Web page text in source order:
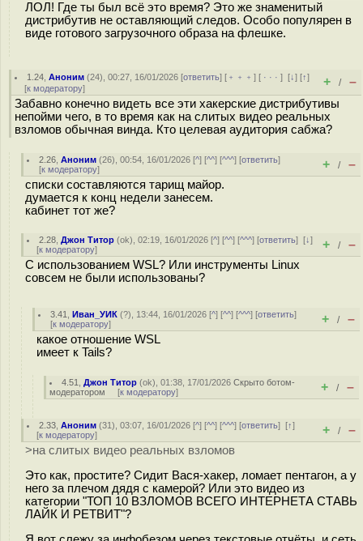
ЛОЛ! Где ты был всё это время? Это же знаменитый
дистрибутив не оставляющий следов. Особо популярен в
виде готового загрузочного образа на флешке.
1.24 ,Аноним (24), 00:27, 16/01/2026 [ответить] [ ﹢﹢﹢] [ · · ·][↓] [↑]
[к модератору] + / –
Забавно конечно видеть все эти хакерские дистрибутивы
непойми чего, в то время как на слитых видео реальных
взломов обычная винда. Кто целевая аудитория сабжа?
2.26 ,Аноним (26), 00:54, 16/01/2026 [^] [^^] [^^^] [ответить]
[к модератору] + / –
списки составляются тарищ майор.
думается к конц недели занесем.
кабинет тот же?
2.28 ,Джон Титор (ok), 02:19, 16/01/2026 [^] [^^] [^^^] [ответить][↓]
[к модератору] + / –
С использованием WSL? Или инструменты Linux
совсем не были использованы?
3.41 ,Иван_УИК (?), 13:44, 16/01/2026 [^] [^^] [^^^] [ответить]
[к модератору] + / –
какое отношение WSL
имеет к Tails?
4.51 ,Джон Титор (ok), 01:38, 17/01/2026Скрыто ботом-
модератором [к модератору] + / –
2.33 ,Аноним (31), 03:07, 16/01/2026 [^] [^^] [^^^] [ответить][↑]
[к модератору] + / –
>на слитых видео реальных взломов
Это как, простите? Сидит Вася-хакер, ломает пентагон, а у
него за плечом дядя с камерой? Или это видео из
категории "ТОП 10 ВЗЛОМОВ ВСЕГО ИНТЕРНЕТА СТАВЬ
ЛАЙК И РЕТВИТ"?